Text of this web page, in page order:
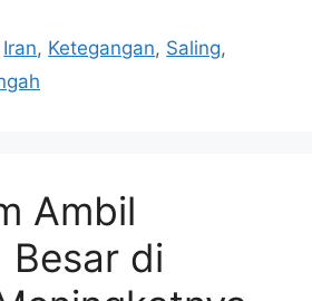
Iran, Ketegangan, Saling,
Ambil
Besar di